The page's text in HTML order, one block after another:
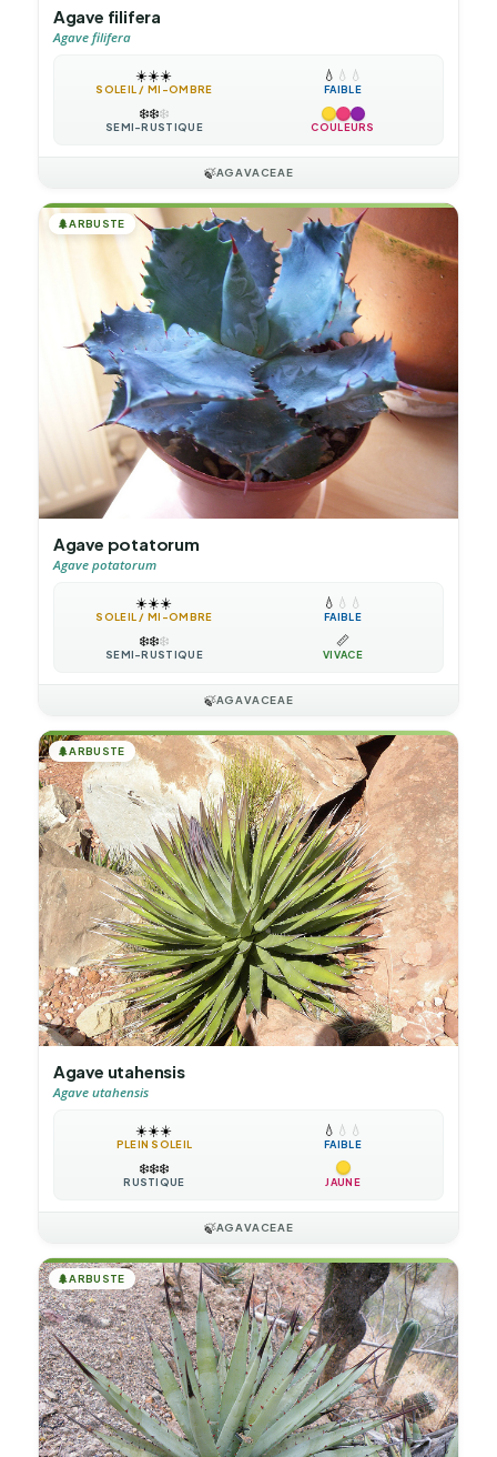
Agave filifera
Agave filifera
☀️☀️☀️
SOLEIL / MI-OMBRE
💧 💧 💧
FAIBLE
❄️❄️❄️
SEMI-RUSTIQUE COULEURS
🍃AGAVACEAE
🌲ARBUSTE
Agave potatorum
Agave potatorum
☀️☀️☀️
SOLEIL / MI-OMBRE
💧 💧 💧
FAIBLE
❄️❄️❄️
SEMI-RUSTIQUE
📏
VIVACE
🍃AGAVACEAE
🌲ARBUSTE
Agave utahensis
Agave utahensis
☀️☀️☀️
PLEIN SOLEIL
💧 💧 💧
FAIBLE
❄️❄️❄️
RUSTIQUE JAUNE
🍃AGAVACEAE
🌲ARBUSTE